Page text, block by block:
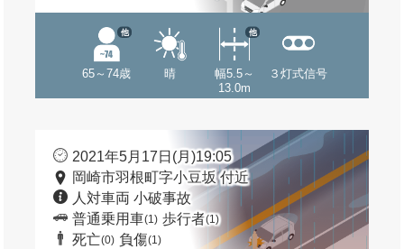
65～74歳
他
晴
幅5.5～
13.0m
他
３灯式信号
2021年5月17日(月)19:05
岡崎市羽根町字小豆坂 付近
人対車両 小破事故
普通乗用車(1) 歩行者(1)
死亡(0) 負傷(1)